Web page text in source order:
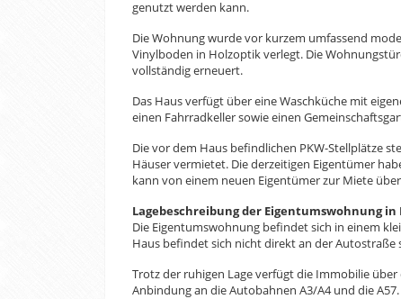
genutzt werden kann.
Die Wohnung wurde vor kurzem umfassend
Vinylboden in Holzoptik verlegt. Die
vollständig erneuert.
Das Haus verfügt über eine Waschküche mit
einen Fahrradkeller sowie einen
Die vor dem Haus befindlichen PKW-Stellplätze
Häuser vermietet. Die derzeitigen Eigentümer
kann von einem neuen Eigentümer zur Miete
Lagebeschreibung der Eigentumswohnung in
Die Eigentumswohnung befindet sich in einem
Haus befindet sich nicht direkt an der Autostraße
Trotz der ruhigen Lage verfügt die Immobilie
Anbindung an die Autobahnen A3/A4 und die A57.